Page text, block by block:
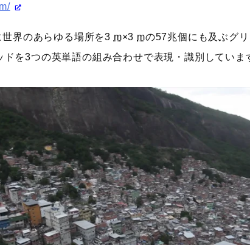
世界のあらゆる場所を3 m×3 mの57兆個にも及ぶグ
ドを3つの英単語の組み合わせで表現・識別していま